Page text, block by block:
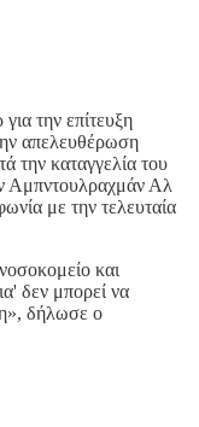
την επίτευξη
απελευθέρωση
την καταγγελία του
Αμπντουλραχμάν Αλ
με την τελευταία
και
δεν μπορεί να
δήλωσε ο